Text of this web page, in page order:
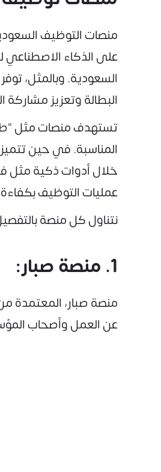
منصات التوظيف
على الذكاء
السعودية. وبالمثل،
البطالة وتعزيز مشاركة
تستهدف منصات مثل
المناسبة. في حين
خلال أدوات ذكية مثل
عمليات التوظيف
نتناول كل منصة
1. منصة صبار:
منصة صبار، المعتمدة
عن العمل وأصحاب